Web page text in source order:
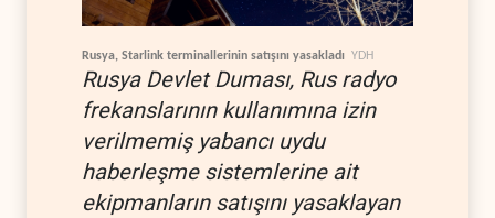
Rusya, Starlink terminallerinin satışını yasakladı YDH
Rusya Devlet Duması, Rus radyo
frekanslarının kullanımına izin
verilmemiş yabancı uydu
haberleşme sistemlerine ait
ekipmanların satışını yasaklayan